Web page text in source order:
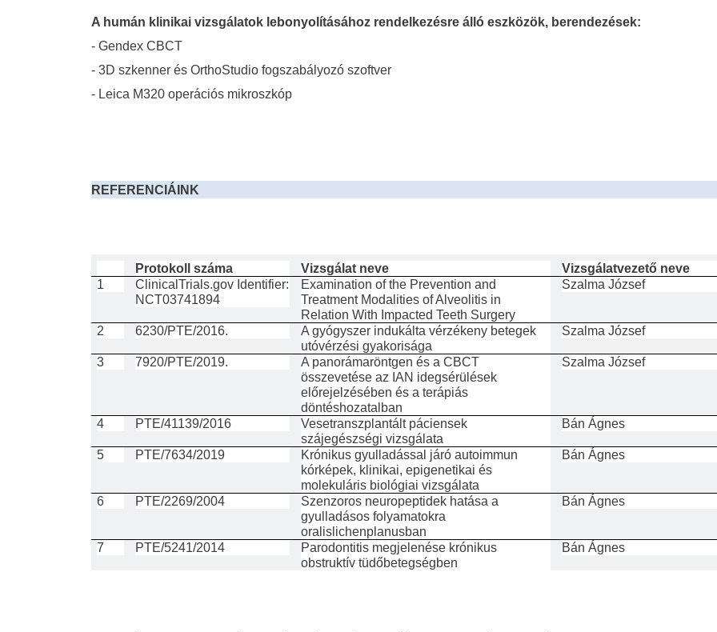
A humán klinikai vizsgálatok lebonyolításához rendelkezésre álló eszközök, berendezések:
- Gendex CBCT
- 3D szkenner és OrthoStudio fogszabályozó szoftver
- Leica M320 operációs mikroszkóp
REFERENCIÁINK
Protokoll száma Vizsgálat neve
Vizsgálatvezető neve
1
ClinicalTrials.gov Identifier:
NCT03741894
Examination of the Prevention and
Treatment Modalities of Alveolitis in
Relation With Impacted Teeth Surgery
Szalma József
2 6230/PTE/2016.
A gyógyszer indukálta vérzékeny betegek
utóvérzési gyakorisága
Szalma József
3 7920/PTE/2019.
A panorámaröntgen és a CBCT
összevetése az IAN idegsérülések
előrejelzésében és a terápiás
döntéshozatalban
Szalma József
4 PTE/41139/2016
Vesetranszplantált páciensek
szájegészségi vizsgálata
Bán Ágnes
5 PTE/7634/2019
Krónikus gyulladással járó autoimmun
kórképek, klinikai, epigenetikai és
molekuláris biológiai vizsgálata
Bán Ágnes
6 PTE/2269/2004
Szenzoros neuropeptidek hatása a
gyulladásos folyamatokra
oralislichenplanusban
Bán Ágnes
7 PTE/5241/2014
Parodontitis megjelenése krónikus
obstruktív tüdőbetegségben
Bán Ágnes